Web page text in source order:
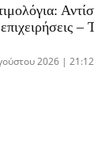
–
2026 | 21:12